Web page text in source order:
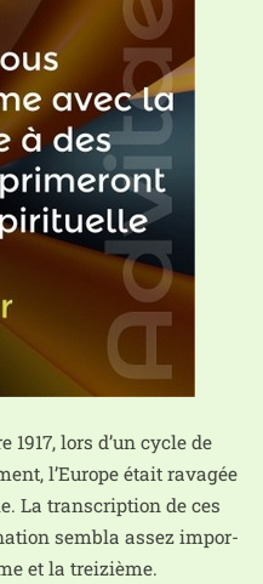
lors d’un cycle de
l’Europe était rava­gée
La trans­crip­tion de ces
sem­bla assez impor­
et la treizième.